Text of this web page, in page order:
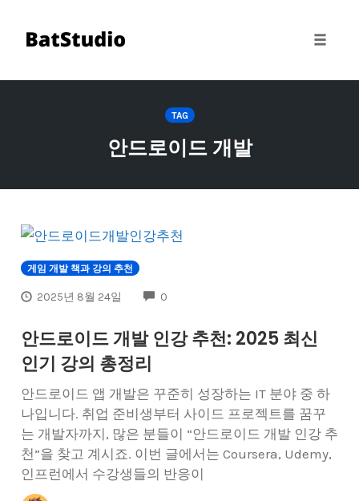
TAG
안드로이드 개발
게임 개발 책과 강의 추천
2025년 8월 24일 0
안드로이드 개발 인강 추천: 2025 최신
인기 강의 총정리
안드로이드 앱 개발은 꾸준히 성장하는 IT 분야 중 하
나입니다. 취업 준비생부터 사이드 프로젝트를 꿈꾸
는 개발자까지, 많은 분들이 “안드로이드 개발 인강 추
천”을 찾고 계시죠. 이번 글에서는 Coursera, Udemy,
인프런에서 수강생들의 반응이